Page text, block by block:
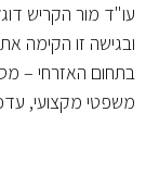
עו"ד מור הקריש
ובגישה זו הקימה
בתחום האזרחי –
משפטי מקצועי,